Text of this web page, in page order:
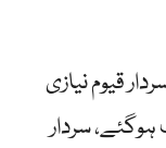
قیوم نیازی
ہوگئے، سردار